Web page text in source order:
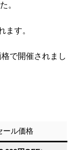
。
ます。
で開催されまし
ール価格